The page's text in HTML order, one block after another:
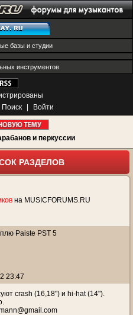
базы и студии
инструментов
Поиск Войти
и перкуссии
РАЗДЕЛОВ
на MUSICFORUMS.RU
Paiste PST 5
23:47
crash (16,18") и hi-hat (14").